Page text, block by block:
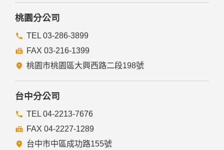
桃園分公司
TEL 03-286-3899
FAX 03-216-1399
桃園市桃園區大興西路二段198號
台中分公司
TEL 04-2213-7676
FAX 04-2227-1289
台中市中區成功路155號